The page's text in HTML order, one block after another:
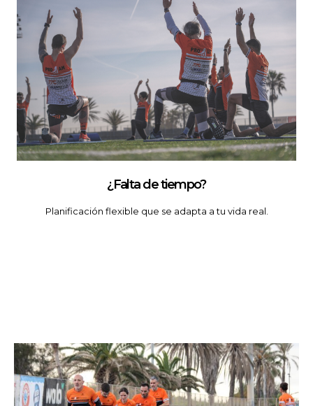
¿Falta de tiempo?
Planificación flexible que se adapta a tu vida real.